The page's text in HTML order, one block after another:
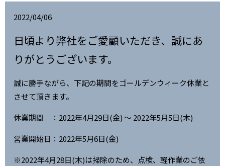
2022/04/06
日頃より弊社をご愛顧いただき、誠にあ
りがとうございます。
誠に勝手ながら、下記の期間をゴールデンウィーク休業と
させて頂きます。
休業期間 ：2022年4月29日(金) ～ 2022年5月5日(木)
営業開始日：2022年5月6日(金)
※2022年4月28日(木)は掃除のため、点検、軽作業のご依